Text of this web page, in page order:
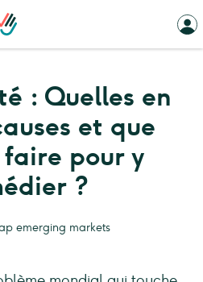
: Quelles en
et que
pour y
?